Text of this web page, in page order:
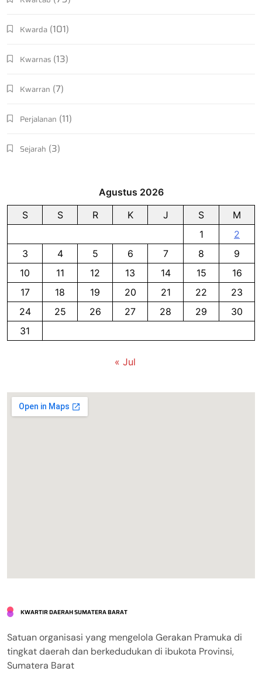
Kwarda (101)
Kwarnas (13)
Kwarran (7)
Perjalanan (11)
Sejarah (3)
Agustus 2026
S
S R K J S
M
1
2
3
4 5 6 7 8
9
10
11 12 13 14 15
16
17
18 19 20 21 22
23
24
25 26 27 28 29
30
31
« Jul
KWARTIR DAERAH SUMATERA BARAT
Satuan organisasi yang mengelola Gerakan Pramuka di
tingkat daerah dan berkedudukan di ibukota Provinsi,
Sumatera Barat